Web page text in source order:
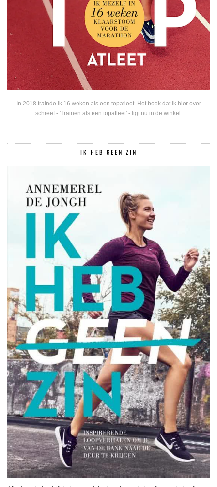
In 2018 trainde ik 16 weken als een topatleet. Het boek dat ik hier over
schreef - 'Trainen als een topatleet' - ligt nu in de winkel.
IK HEB GEEN ZIN